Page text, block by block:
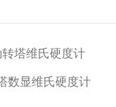
塔维氏硬度计
数显维氏硬度计